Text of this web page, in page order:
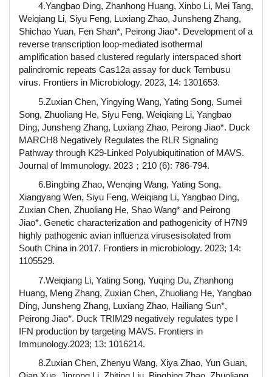
4.Yangbao Ding, Zhanhong Huang, Xinbo Li, Mei Tang,
Weiqiang Li, Siyu Feng, Luxiang Zhao, Junsheng Zhang,
Shichao Yuan, Fen Shan*, Peirong Jiao*. Development of a
reverse transcription loop-mediated isothermal
amplification based clustered regularly interspaced short
palindromic repeats Cas12a assay for duck Tembusu
virus. Frontiers in Microbiology. 2023, 14: 1301653.
5.Zuxian Chen, Yingying Wang, Yating Song, Sumei
Song, Zhuoliang He, Siyu Feng, Weiqiang Li, Yangbao
Ding, Junsheng Zhang, Luxiang Zhao, Peirong Jiao*. Duck
MARCH8 Negatively Regulates the RLR Signaling
Pathway through K29-Linked Polyubiquitination of MAVS.
Journal of Immunology. 2023；210 (6): 786-794.
6.Bingbing Zhao, Wenqing Wang, Yating Song,
Xiangyang Wen, Siyu Feng, Weiqiang Li, Yangbao Ding,
Zuxian Chen, Zhuoliang He, Shao Wang* and Peirong
Jiao*. Genetic characterization and pathogenicity of H7N9
highly pathogenic avian influenza virusesisolated from
South China in 2017. Frontiers in microbiology. 2023; 14:
1105529.
7.Weiqiang Li, Yating Song, Yuqing Du, Zhanhong
Huang, Meng Zhang, Zuxian Chen, Zhuoliang He, Yangbao
Ding, Junsheng Zhang, Luxiang Zhao, Hailiang Sun*,
Peirong Jiao*. Duck TRIM29 negatively regulates type I
IFN production by targeting MAVS. Frontiers in
Immunology.2023; 13: 1016214.
8.Zuxian Chen, Zhenyu Wang, Xiya Zhao, Yun Guan,